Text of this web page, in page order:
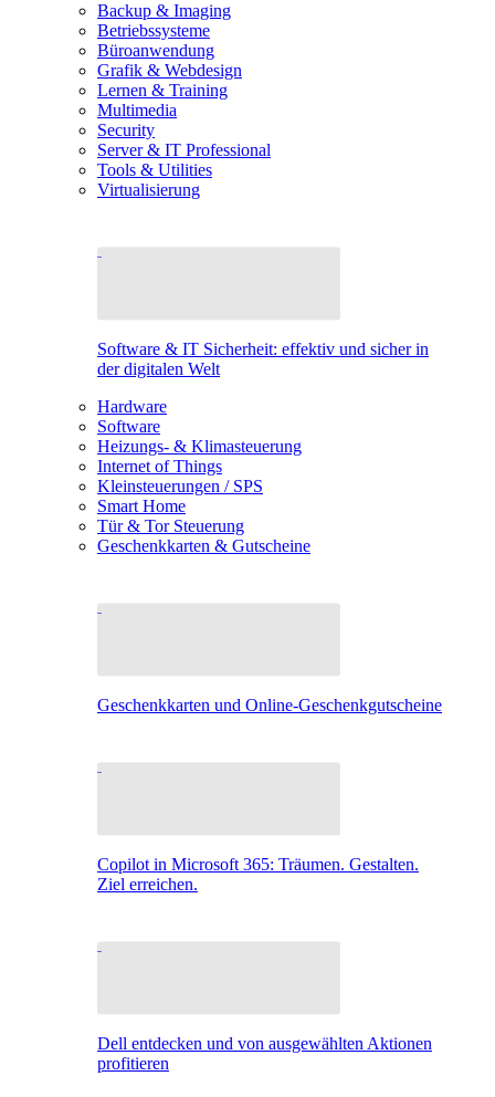
Backup & Imaging
Betriebssysteme
Büroanwendung
Grafik & Webdesign
Lernen & Training
Multimedia
Security
Server & IT Professional
Tools & Utilities
Virtualisierung
Software & IT Sicherheit: effektiv und sicher in
der digitalen Welt
Hardware
Software
Heizungs- & Klimasteuerung
Internet of Things
Kleinsteuerungen / SPS
Smart Home
Tür & Tor Steuerung
Geschenkkarten & Gutscheine
Geschenkkarten und Online-Geschenkgutscheine
Copilot in Microsoft 365: Träumen. Gestalten.
Ziel erreichen.
Dell entdecken und von ausgewählten Aktionen
profitieren